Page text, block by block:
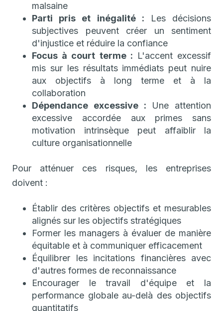
malsaine
Parti pris et inégalité : Les décisions
subjectives peuvent créer un sentiment
d'injustice et réduire la confiance
Focus à court terme : L'accent excessif
mis sur les résultats immédiats peut nuire
aux objectifs à long terme et à la
collaboration
Dépendance excessive : Une attention
excessive accordée aux primes sans
motivation intrinsèque peut affaiblir la
culture organisationnelle
Pour atténuer ces risques, les entreprises
doivent :
Établir des critères objectifs et mesurables
alignés sur les objectifs stratégiques
Former les managers à évaluer de manière
équitable et à communiquer efficacement
Équilibrer les incitations financières avec
d'autres formes de reconnaissance
Encourager le travail d'équipe et la
performance globale au-delà des objectifs
quantitatifs